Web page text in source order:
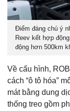
Điểm đáng chú ý
Reev kết hợp
động hơn 500km
Về cấu hình,
cách “ô tô hóa”
mát bằng dung
thống treo gồm